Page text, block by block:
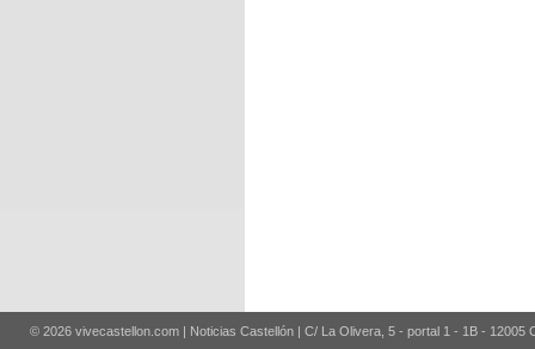
© 2026 vivecastellon.com | Noticias Castellón | C/ La Olivera, 5 - portal 1 - 1B - 12005